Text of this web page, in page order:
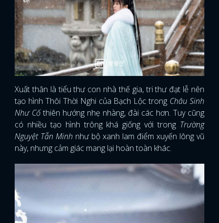
Xuất thân là tiểu thư con nhà thế gia, tri thư đạt lễ nên
tạo hình Thôi Thời Nghi của Bạch Lộc trong Châu Sinh
Như Cốthiên hướng nhẹ nhàng, đài các hơn. Tuy cũng
có nhiều tạo hình trông khá giống với trong Trường
Nguyệt Tẫn Minh như bộ xanh lam điểm xuyến lông vũ
này, nhưng cảm giác mang lại hoàn toàn khác.